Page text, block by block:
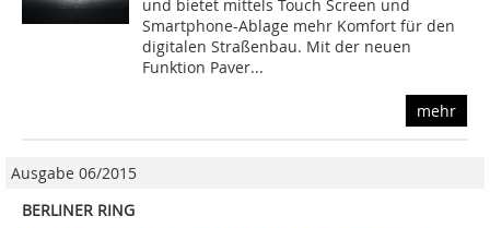
und bietet mittels Touch Screen und
Smartphone-Ablage mehr Komfort für den
digitalen Straßenbau. Mit der neuen
Funktion Paver...
mehr
Ausgabe 06/2015
BERLINER RING